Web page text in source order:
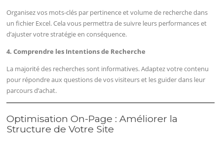
Organisez vos mots-clés par pertinence et volume de recherche dans
un fichier Excel. Cela vous permettra de suivre leurs performances et
d’ajuster votre stratégie en conséquence.
4. Comprendre les Intentions de Recherche
La majorité des recherches sont informatives. Adaptez votre contenu
pour répondre aux questions de vos visiteurs et les guider dans leur
parcours d’achat.
Optimisation On-Page : Améliorer la
Structure de Votre Site